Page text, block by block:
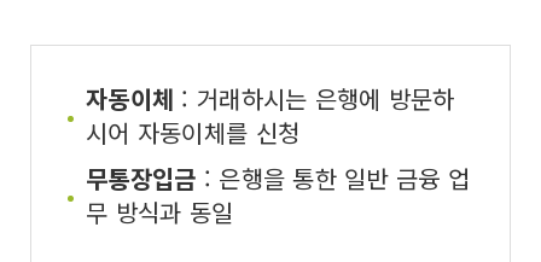
자동이체 : 거래하시는 은행에 방문하
시어 자동이체를 신청
무통장입금 : 은행을 통한 일반 금융 업
무 방식과 동일